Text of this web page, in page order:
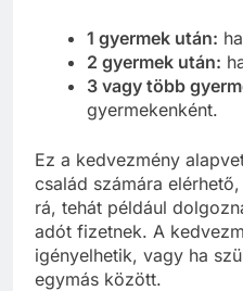
1 gyermek után:
2 gyermek után:
3 vagy több
gyermekenként.
Ez a kedvezmény
család számára
rá, tehát például
adót fizetnek. A
igényelhetik, vagy ha
egymás között.